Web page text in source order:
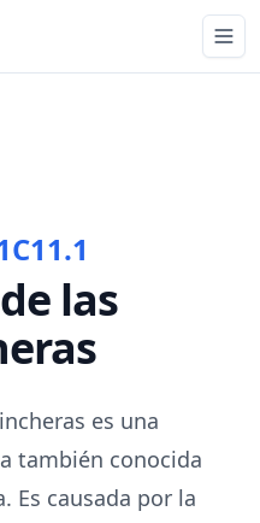
las
es una
también conocida
Es causada por la